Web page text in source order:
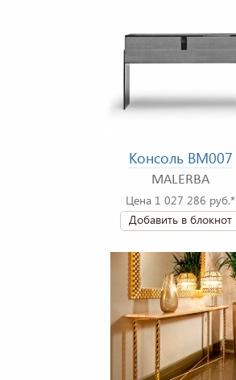
Консоль BM007
MALERBA
Цена 1 027 286 руб.*
Добавить в блокнот